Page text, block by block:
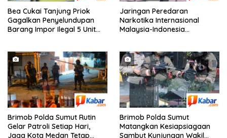
Bea Cukai Tanjung Priok
Gagalkan Penyelundupan
Barang Impor Ilegal 5 Unit
Frame Rangka Bekas Asal
Tiongkok
Jaringan Peredaran
Narkotika Internasional
Malaysia-Indonesia
Sabu dan 5.200 Butir Pil
Ekstasi
Brimob Polda Sumut Rutin
Gelar Patroli Setiap Hari,
Jaga Kota Medan Tetap
Brimob Polda Sumut
Matangkan Kesiapsiagaan
Sambut Kunjungan Wakil